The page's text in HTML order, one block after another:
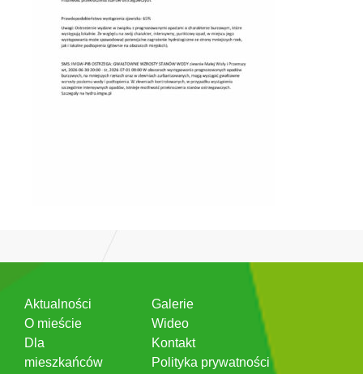
Aktualności
O mieście
Dla
mieszkańców
Galerie
Wideo
Kontakt
Polityka prywatności